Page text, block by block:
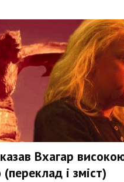
Вхагар
і зміст)